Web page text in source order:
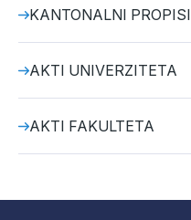
KANTONALNI PROPISI
AKTI UNIVERZITETA
AKTI FAKULTETA